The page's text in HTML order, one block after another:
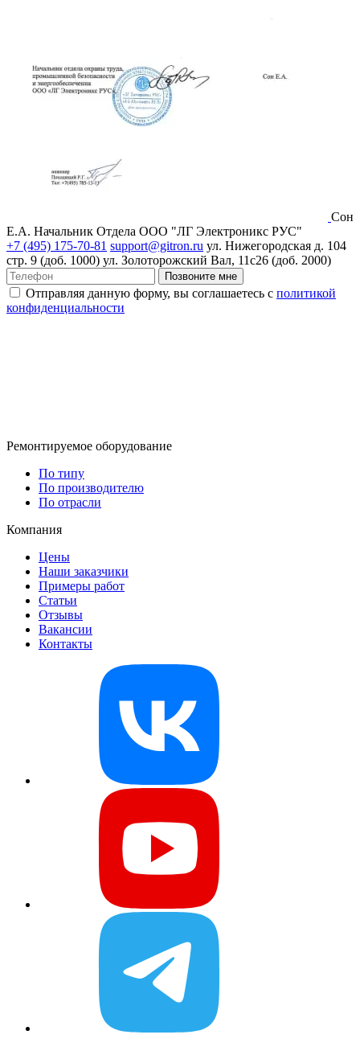
Сон
Е.А. Начальник Отдела ООО "ЛГ Электроникс РУС"
+7 (495) 175-70-81 support@gitron.ru ул. Нижегородская д. 104
стр. 9 (доб. 1000) ул. Золоторожский Вал, 11с26 (доб. 2000)
Позвоните мне
Отправляя данную форму, вы соглашаетесь с политикой
конфиденциальности
Ремонтируемое оборудование
По типу
По производителю
По отрасли
Компания
Цены
Наши заказчики
Примеры работ
Статьи
Отзывы
Вакансии
Контакты